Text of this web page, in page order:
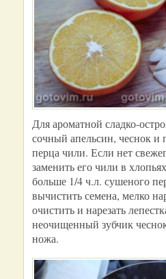
Для ароматной сладко-
сочный апельсин, чеснок и
перца чили. Если нет
заменить его чили в
больше 1/4 ч.л. сушеного
вычистить семена, мелко
очистить и нарезать
неочищенный зубчик
ножа.